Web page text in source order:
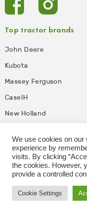
Top tractor brands
John Deere
Kubota
Massey Ferguson
CaseIH
New Holland
Odmítnutí odpovědnosti
Zásady ochrany
We use cookies on our
experience by
visits. By clicking
the cookies. However,
provide a controlled
Cookie Settings